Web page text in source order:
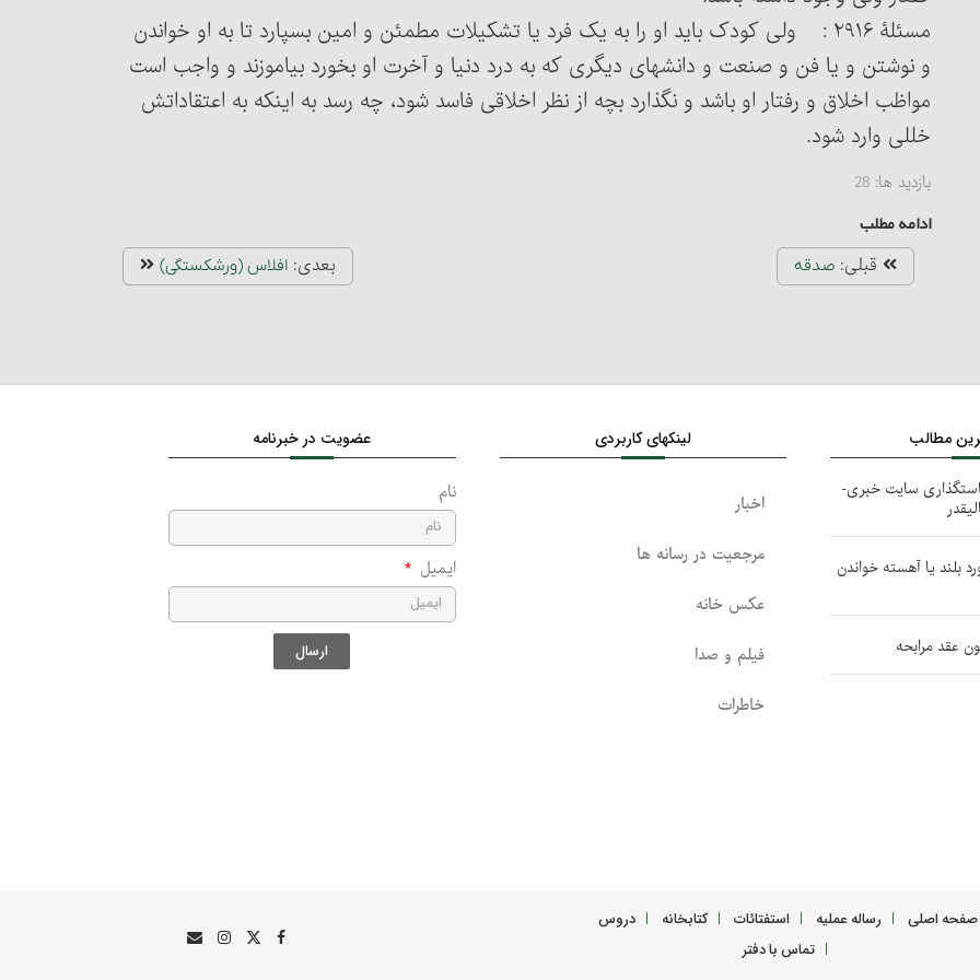
مسئلۀ ۲۹۱۶ : ولی کودک باید او را به یک فرد یا تشکیلات مطمئن و امین بسپارد تا به او خواندن
و نوشتن و یا فن و صنعت و دانشهای دیگری که به درد دنیا و آخرت او بخورد بیاموزند و واجب است
مواظب اخلاق و رفتار او باشد و نگذارد بچه از نظر اخلاقی فاسد شود، چه رسد به اینکه به اعتقاداتش
خللی وارد شود.
بازدید ها: 28
ادامه مطلب
قبلی: صدقه بعدی: افلاس (ورشکستگی)
مطالب
سایت خبری-
بلند یا آهسته خواندن
عقد مرابحه
لینکهای کاربردی
اخبار
مرجعیت در رسانه ها
عکس خانه
فیلم و صدا
خاطرات
عضویت در خبرنامه
نام
ایمیل
ارسال
صفحه اصلی رساله عملیه استفتائات کتابخانه
دروس
تماس با دفتر